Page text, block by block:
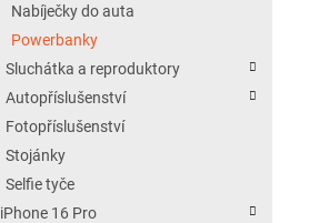
Nabíječky do auta
Powerbanky
Sluchátka a reproduktory
Autopříslušenství
Fotopříslušenství
Stojánky
Selfie tyče
iPhone 16 Pro